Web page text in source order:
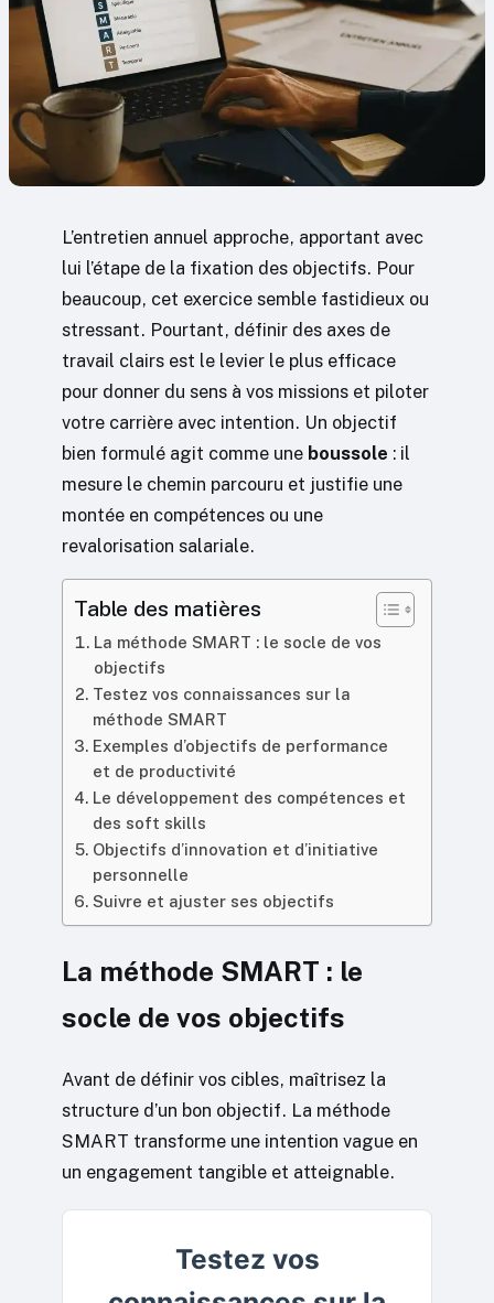
L’entretien annuel approche, apportant avec
lui l’étape de la fixation des objectifs. Pour
beaucoup, cet exercice semble fastidieux ou
stressant. Pourtant, définir des axes de
travail clairs est le levier le plus efficace
pour donner du sens à vos missions et piloter
votre carrière avec intention. Un objectif
bien formulé agit comme une boussole : il
mesure le chemin parcouru et justifie une
montée en compétences ou une
revalorisation salariale.
Table des matières
La méthode SMART : le socle de vos
objectifs
Testez vos connaissances sur la
méthode SMART
Exemples d’objectifs de performance
et de productivité
Le développement des compétences et
des soft skills
Objectifs d’innovation et d’initiative
personnelle
Suivre et ajuster ses objectifs
La méthode SMART : le
socle de vos objectifs
Avant de définir vos cibles, maîtrisez la
structure d’un bon objectif. La méthode
SMART transforme une intention vague en
un engagement tangible et atteignable.
Testez vos